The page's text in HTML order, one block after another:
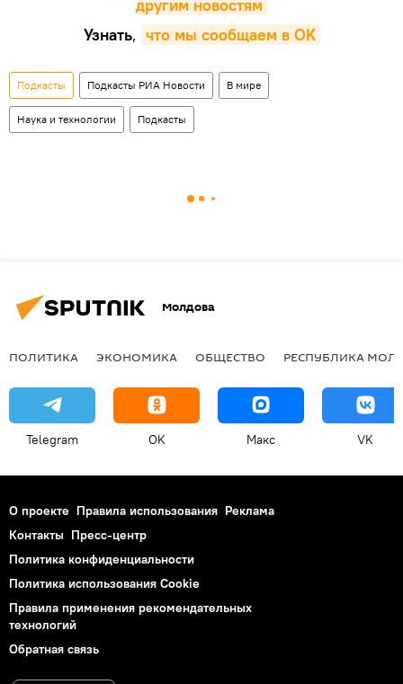
другим новостям
Узнать, что мы сообщаем в OK
Подкасты Подкасты РИА Новости В мире
Наука и технологии Подкасты
Молдова
ПОЛИТИКА ЭКОНОМИКА ОБЩЕСТВО РЕСПУБЛИКА
Telegram OK Макс VK
О проекте Правила использования Реклама
Контакты Пресс-центр
Политика конфиденциальности
Политика использования Cookie
Правила применения рекомендательных
технологий
Обратная связь